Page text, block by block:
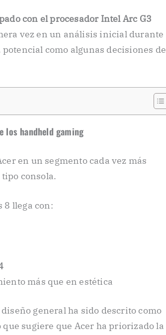
con el procesador Intel Arc G3
vez en un análisis inicial durante
como algunas decisiones de
los handheld gaming
en un segmento cada vez más
consola.
8 llega con:
más que en estética
general ha sido descrito como
sugiere que Acer ha priorizado la